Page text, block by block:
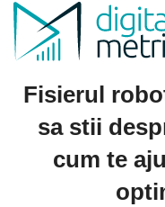
Fisierul
sa stii
cum te